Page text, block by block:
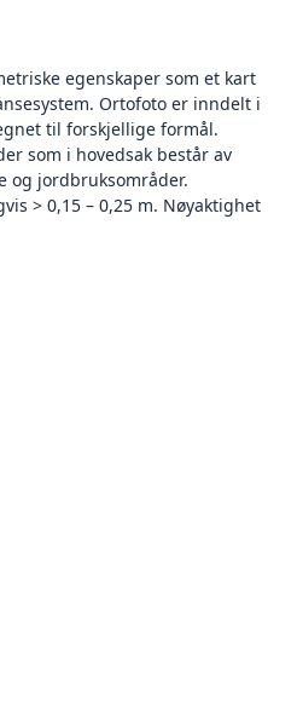
egenskaper som et kart
Ortofoto er inndelt i
til forskjellige formål.
som i hovedsak består av
og jordbruksområder.
> 0,15 – 0,25 m. Nøyaktighet